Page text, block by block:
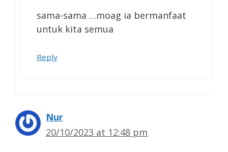
sama-sama …moag ia bermanfaat
untuk kita semua
Reply
Nur
20/10/2023 at 12:48 pm